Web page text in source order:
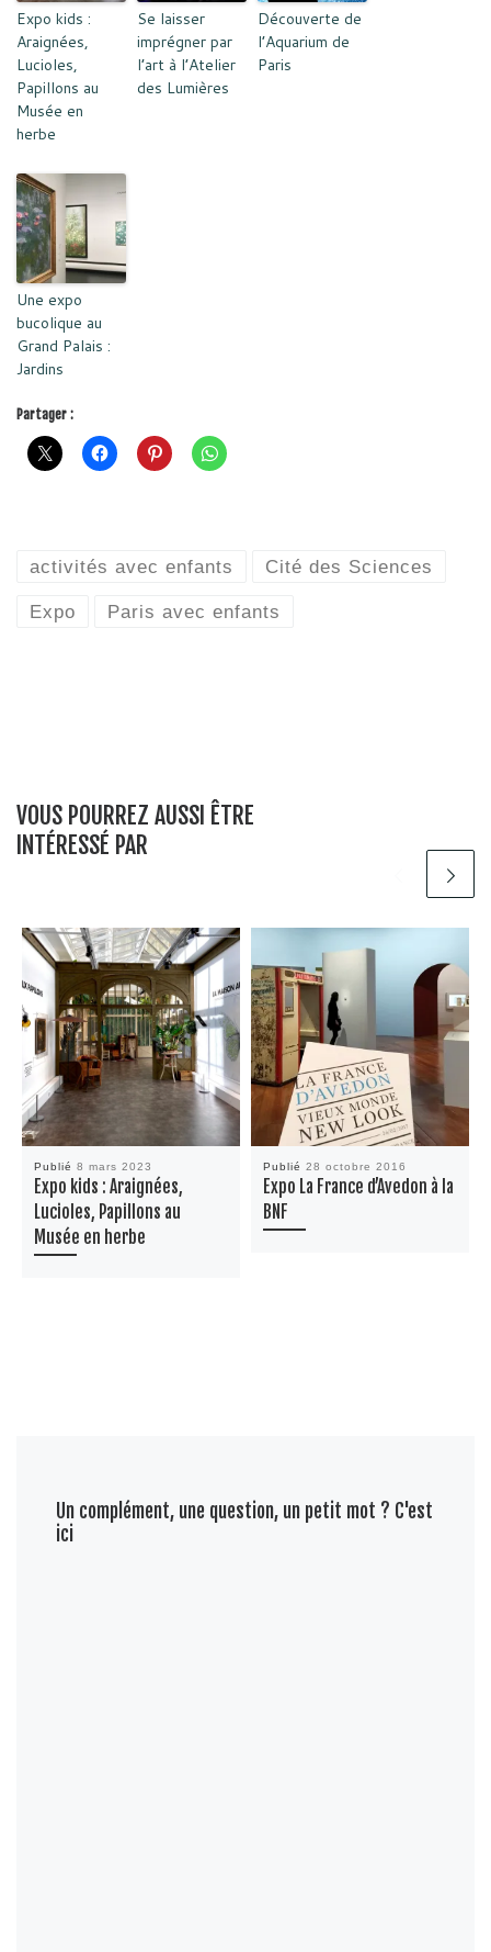
Expo kids :
Araignées,
Lucioles,
Papillons au
Musée en
herbe
Se laisser
imprégner par
l’art à l’Atelier
des Lumières
Découverte de
l’Aquarium de
Paris
Une expo
bucolique au
Grand Palais :
Jardins
Partager :
activités avec enfants Cité des Sciences
Expo Paris avec enfants
VOUS POURREZ AUSSI ÊTRE
INTÉRESSÉ PAR
Publié8 mars 2023
Expo kids : Araignées,
Lucioles, Papillons au
Musée en herbe
Publié28 octobre 2016
Expo La France d’Avedon à la
BNF
Un complément, une question, un petit mot ? C'est
ici